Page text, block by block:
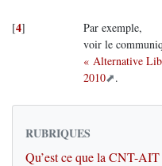
[4]
Par exemple,
voir le
« Alternative
2010
.
RUBRIQUES
Qu’est ce que la CNT-AIT